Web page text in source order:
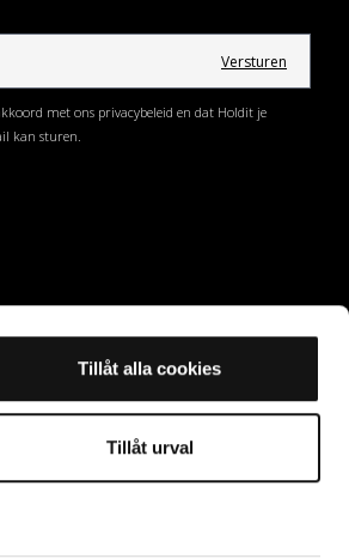
Tillåt alla cookies
Tillåt urval
Versturen
met ons privacybeleid en dat Holdit je
kan sturen.